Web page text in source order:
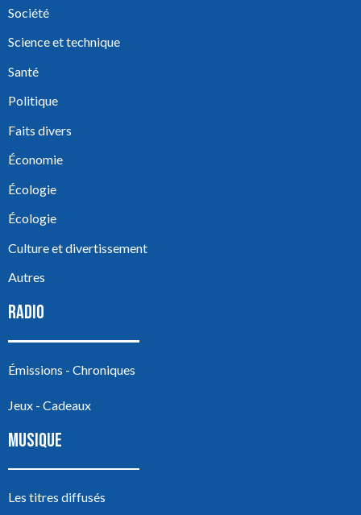
Société
Science et technique
Santé
Politique
Faits divers
Économie
Écologie
Écologie
Culture et divertissement
Autres
RADIO
Émissions - Chroniques
Jeux - Cadeaux
MUSIQUE
Les titres diffusés